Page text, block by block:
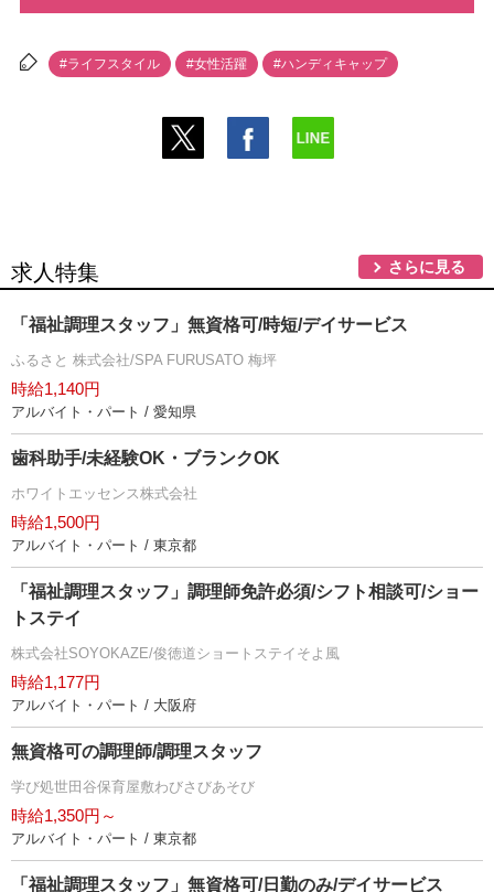
#ライフスタイル #女性活躍 #ハンディキャップ
求人特集 さらに見る
「福祉調理スタッフ」無資格可/時短/デイサービス
ふるさと 株式会社/SPA FURUSATO 梅坪
時給1,140円
アルバイト・パート / 愛知県
歯科助手/未経験OK・ブランクOK
ホワイトエッセンス株式会社
時給1,500円
アルバイト・パート / 東京都
「福祉調理スタッフ」調理師免許必須/シフト相談可/ショー
トステイ
株式会社SOYOKAZE/俊徳道ショートステイそよ風
時給1,177円
アルバイト・パート / 大阪府
無資格可の調理師/調理スタッフ
学び処世田谷保育屋敷わびさびあそび
時給1,350円～
アルバイト・パート / 東京都
「福祉調理スタッフ」無資格可/日勤のみ/デイサービス